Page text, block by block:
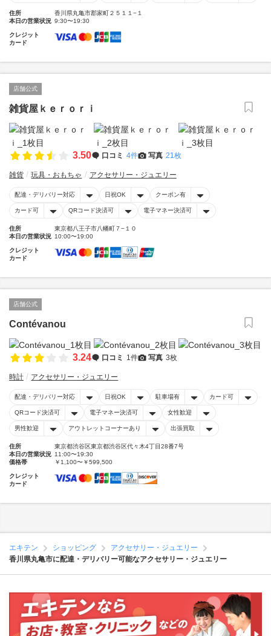
住所
香川県丸亀市郡家町２５１１−１
本日の営業状況 9:30〜19:30
クレジット
カード
店舗公式
雑貨屋ｋｅｒｏｒｉ
3.50 口コミ 4件 写真 21枚
雑貨 玩具・おもちゃ アクセサリー・ジュエリー
配達・デリバリー対応 日祝OK クーポン有
カード可 QRコード決済可 電子マネー決済可
住所
東京都八王子市八幡町７−１０
本日の営業状況 10:00〜19:00
クレジット
カード
店舗公式
Contévanou
3.24 口コミ 1件 写真 3枚
時計 アクセサリー・ジュエリー
配達・デリバリー対応 日祝OK 駐車場有 カード可
QRコード決済可 電子マネー決済可 女性歓迎
男性歓迎 アウトレットコーナーあり 出張買取
住所
東京都渋谷区東京都渋谷区代々木4丁目28番7号
本日の営業状況 11:00〜19:30
価格帯
￥1,100〜￥599,500
クレジット
カード
エキテン ショッピング
アクセサリー・ジュエリー
香川県丸亀市に配達・デリバリー可能なアクセサリー・ジュエリー